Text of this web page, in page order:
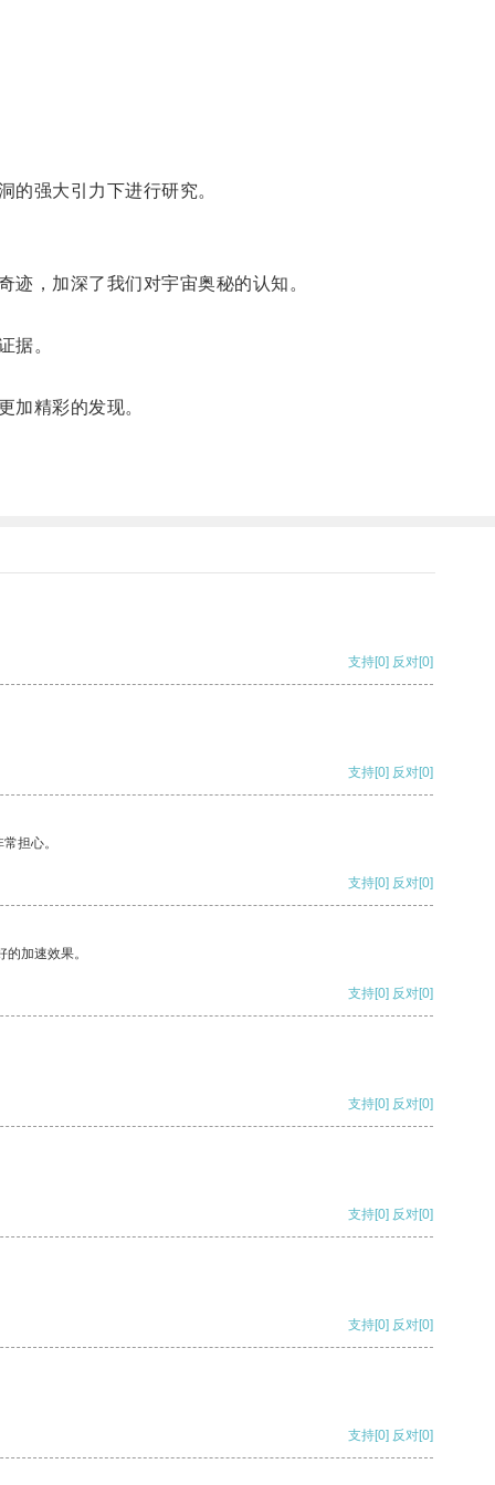
强大引力下进行研究。
，加深了我们对宇宙奥秘的认知。
据。
精彩的发现。
支持[0] 反对[0]
支持[0] 反对[0]
担心。
支持[0] 反对[0]
加速效果。
支持[0] 反对[0]
支持[0] 反对[0]
支持[0] 反对[0]
支持[0] 反对[0]
支持[0] 反对[0]